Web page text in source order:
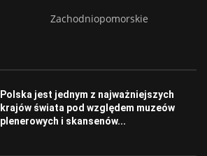
Zachodniopomorskie
Polska jest jednym z najważniejszych
krajów świata pod względem muzeów
plenerowych i skansenów...